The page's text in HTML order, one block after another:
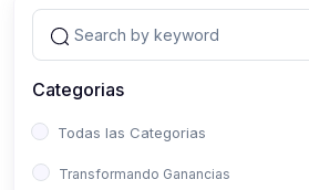
Categorias
Todas las Categorias
Transformando Ganancias